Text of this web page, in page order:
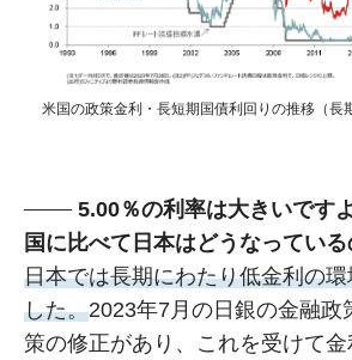
米国の政策金利・長短期国債利回りの推移（長
5.00％の利率は大きいです
国に比べて日本はどうなっている
日本では長期にわたり低金利の
した。2023年7月の日銀の金融政
策の修正があり、これを受けて